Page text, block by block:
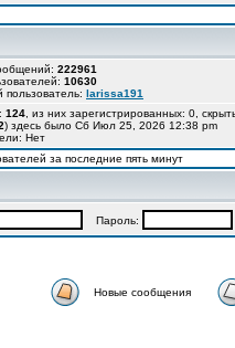
222961
10630
larissa191
124 , из них зарегистрированных: 0,
) здесь было Сб Июл 25, 2026 12:38 pm
Нет
за последние пять минут
Пароль:
Новые сообщения